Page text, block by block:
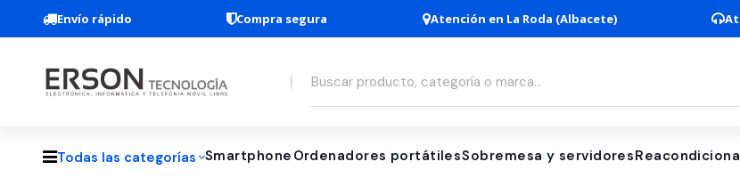
Envío rápido Compra segura Atención en La Roda (Albacete)
Todas las categorías Smartphone Ordenadores portátilesSobremesa y servidores